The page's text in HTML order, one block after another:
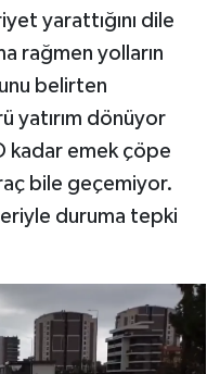
yarattığını dile
rağmen yolların
belirten
yatırım dönüyor
kadar emek çöpe
bile geçemiyor.
duruma tepki